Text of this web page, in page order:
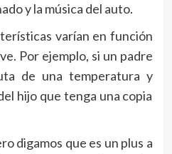
y la música del auto.
varían en función
Por ejemplo, si un padre
de una temperatura y
hijo que tenga una copia
digamos que es un plus a